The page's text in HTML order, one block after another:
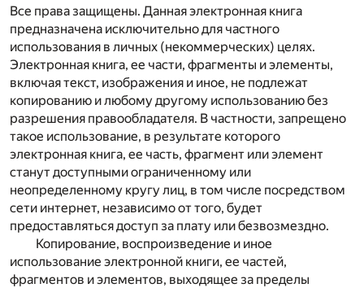
Все права защищены. Данная электронная книга
предназначена исключительно для частного
использования в личных (некоммерческих) целях.
Электронная книга, ее части, фрагменты и элементы,
включая текст, изображения и иное, не подлежат
копированию и любому другому использованию без
разрешения правообладателя. В частности, запрещено
такое использование, в результате которого
электронная книга, ее часть, фрагмент или элемент
станут доступными ограниченному или
неопределенному кругу лиц, в том числе посредством
сети интернет, независимо от того, будет
предоставляться доступ за плату или безвозмездно.
Копирование, воспроизведение и иное
использование электронной книги, ее частей,
фрагментов и элементов, выходящее за пределы